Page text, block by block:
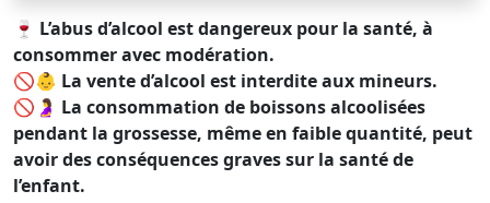
🍷 L’abus d’alcool est dangereux pour la santé, à
consommer avec modération.
🚫👶 La vente d’alcool est interdite aux mineurs.
🚫🤰 La consommation de boissons alcoolisées
pendant la grossesse, même en faible quantité, peut
avoir des conséquences graves sur la santé de
l’enfant.